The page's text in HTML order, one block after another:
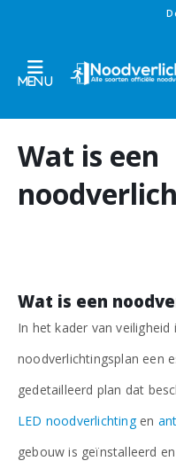
Wat is een
Wat is een
In het kader van veiligheid
noodverlichtingsplan een
gedetailleerd plan dat
LED noodverlichtingen
gebouw is geïnstalleerd